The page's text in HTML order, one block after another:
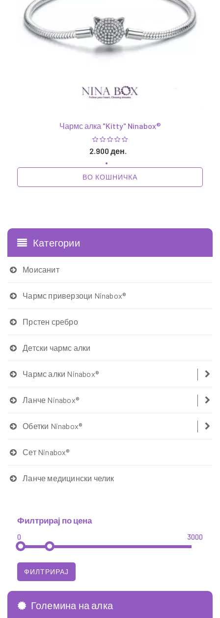
Чармс алка "Kitty" Ninabox®
2.900 ден.
ВО КОШНИЧКА
Категории
Моисанит
Чармс приверзоци Ninabox®
Прстен сребро
Детски чармс алки
Чармс алки Ninabox®
Ланче Ninabox®
Обетки Ninabox®
Сет Ninabox®
Ланче медицински челик
Филтрирај по цена
0 3000
Големина на алка